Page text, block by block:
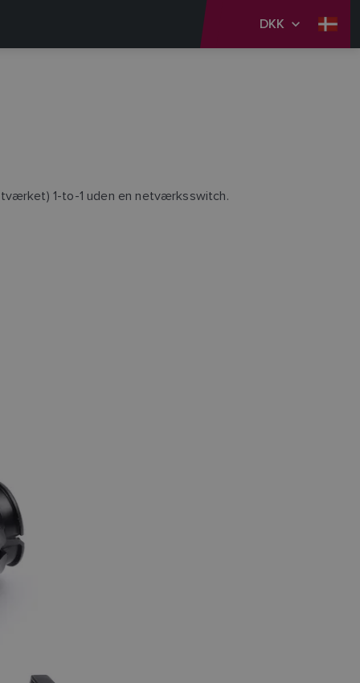
DKK
1-to-1 uden en netværksswitch.